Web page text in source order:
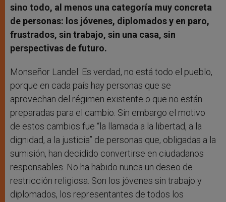
sino todo, al menos una categoría muy concreta
de personas: los jóvenes, diplomados y en paro,
frustrados, sin trabajo, sin una casa, sin
perspectivas de futuro.
Monseñor Landel: Es verdad, no está todo el pueblo,
porque en cada país hay personas que se
aprovechan del régimen existente o que no están
preparadas para el cambio. Sin embargo el motivo
de estos cambios fue “la llamada a la libertad, a la
dignidad, a la justicia” de personas que, obligadas a la
sumisión, han decidido convertirse en ciudadanos
responsables. No ha habido nunca un deseo de
restricción religiosa. Son los jóvenes sin trabajo y
diplomados, los representantes de todos los